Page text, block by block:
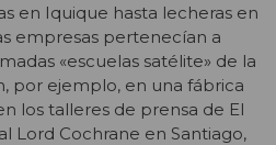
en Iquique hasta lecheras en
empresas pertenecían a
«escuelas satélite» de la
por ejemplo, en una fábrica
los talleres de prensa de El
Lord Cochrane en Santiago,